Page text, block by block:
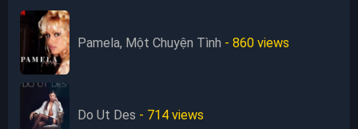
Pamela, Một Chuyện Tình - 860 views
Do Ut Des - 714 views